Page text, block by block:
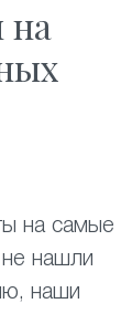
на
на самые
нашли
наши